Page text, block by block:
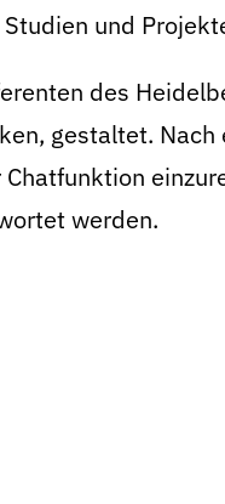
und
des
gestaltet. Nach
werden.